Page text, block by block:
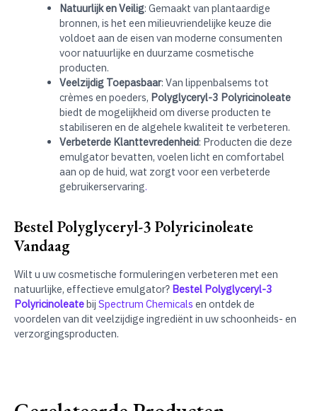
Natuurlijk en Veilig: Gemaakt van plantaardige
bronnen, is het een milieuvriendelijke keuze die
voldoet aan de eisen van moderne consumenten
voor natuurlijke en duurzame cosmetische
producten.
Veelzijdig Toepasbaar: Van lippenbalsems tot
crèmes en poeders, Polyglyceryl-3 Polyricinoleate
biedt de mogelijkheid om diverse producten te
stabiliseren en de algehele kwaliteit te verbeteren.
Verbeterde Klanttevredenheid: Producten die deze
emulgator bevatten, voelen licht en comfortabel
aan op de huid, wat zorgt voor een verbeterde
gebruikerservaring.
Bestel Polyglyceryl-3 Polyricinoleate
Vandaag
Wilt u uw cosmetische formuleringen verbeteren met een
natuurlijke, effectieve emulgator? Bestel Polyglyceryl-3
Polyricinoleatebij Spectrum Chemicals en ontdek de
voordelen van dit veelzijdige ingrediënt in uw schoonheids- en
verzorgingsproducten.